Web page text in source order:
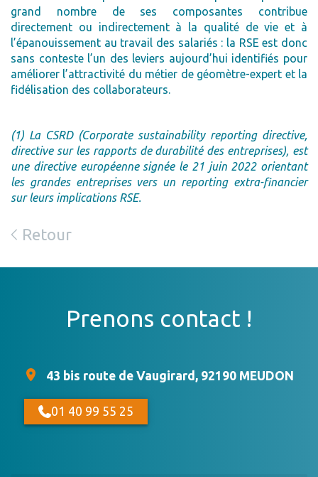
grand nombre de ses composantes contribue
directement ou indirectement à la qualité de vie et à
l’épanouissement au travail des salariés : la RSE est donc
sans conteste l’un des leviers aujourd’hui identifiés pour
améliorer l’attractivité du métier de géomètre-expert et la
fidélisation des collaborateurs.
(1) La CSRD (Corporate sustainability reporting directive,
directive sur les rapports de durabilité des entreprises), est
une directive européenne signée le 21 juin 2022 orientant
les grandes entreprises vers un reporting extra-financier
sur leurs implications RSE.
Retour
Prenons contact !
43 bis route de Vaugirard, 92190 MEUDON
01 40 99 55 25